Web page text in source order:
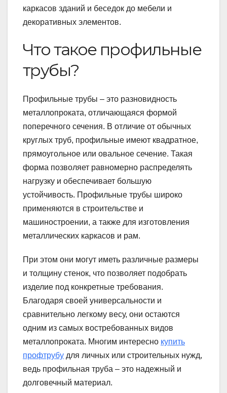
каркасов зданий и беседок до мебели и
декоративных элементов.
Что такое профильные
трубы?
Профильные трубы – это разновидность
металлопроката, отличающаяся формой
поперечного сечения. В отличие от обычных
круглых труб, профильные имеют квадратное,
прямоугольное или овальное сечение. Такая
форма позволяет равномерно распределять
нагрузку и обеспечивает большую
устойчивость. Профильные трубы широко
применяются в строительстве и
машиностроении, а также для изготовления
металлических каркасов и рам.
При этом они могут иметь различные размеры
и толщину стенок, что позволяет подобрать
изделие под конкретные требования.
Благодаря своей универсальности и
сравнительно легкому весу, они остаются
одним из самых востребованных видов
металлопроката. Многим интересно купить
профтрубу для личных или строительных нужд,
ведь профильная труба – это надежный и
долговечный материал.